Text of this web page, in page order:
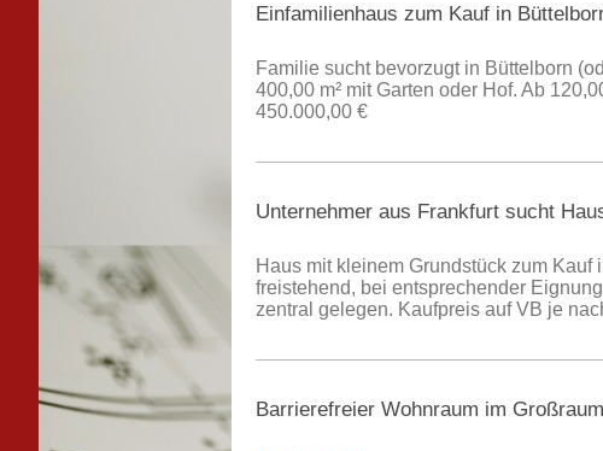
Einfamilienhaus zum Kauf in
Familie sucht bevorzugt in Büttelborn
400,00 m² mit Garten oder Hof. Ab
450.000,00 €
Unternehmer aus Frankfurt sucht
Haus mit kleinem Grundstück zum
freistehend, bei entsprechender
zentral gelegen. Kaufpreis auf VB je
Barrierefreier Wohnraum im